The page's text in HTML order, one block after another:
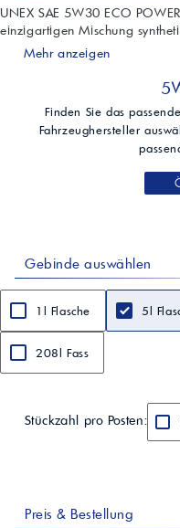
UNEX SAE 5W30 ECO
einzigartigen Mischung
Mehr anzeigen
Finden Sie das
Fahrzeughersteller
Gebinde auswählen
1l Flasche 5l
208l Fass
Stückzahl pro Posten:
Preis & Bestellung